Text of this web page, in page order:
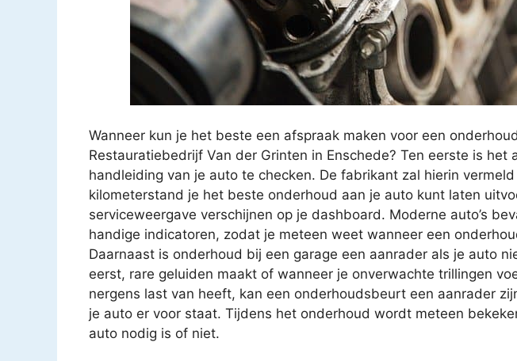
Wanneer kun je het beste een afspraak maken voor een
Restauratiebedrijf Van der Grinten in Enschede? Ten eerste is het
handleiding van je auto te checken. De fabrikant zal hierin
kilometerstand je het beste onderhoud aan je auto kunt laten
serviceweergave verschijnen op je dashboard. Moderne auto’s
handige indicatoren, zodat je meteen weet wanneer een
Daarnaast is onderhoud bij een garage een aanrader als je auto
eerst, rare geluiden maakt of wanneer je onverwachte trillingen
nergens last van heeft, kan een onderhoudsbeurt een aanrader
je auto er voor staat. Tijdens het onderhoud wordt meteen
auto nodig is of niet.